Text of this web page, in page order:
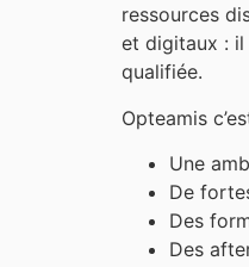
ressources
et digitaux : il
qualifiée.
Opteamis
Une
De
Des
Des